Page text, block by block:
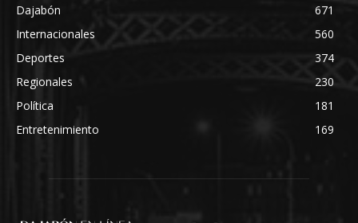
Dajabón
671
Internacionales
560
Deportes
374
Regionales
230
Política
181
Entretenimiento
169